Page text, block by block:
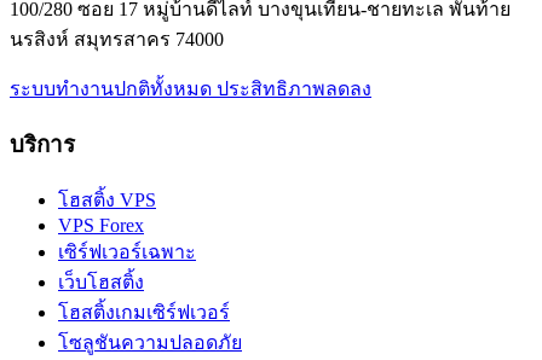
100/280 ซอย 17 หมู่บ้านดีไลท์ บางขุนเทียน-ชายทะเล พันท้าย
นรสิงห์ สมุทรสาคร 74000
ระบบทำงานปกติทั้งหมด ประสิทธิภาพลดลง
บริการ
โฮสติ้ง VPS
VPS Forex
เซิร์ฟเวอร์เฉพาะ
เว็บโฮสติ้ง
โฮสติ้งเกมเซิร์ฟเวอร์
โซลูชันความปลอดภัย